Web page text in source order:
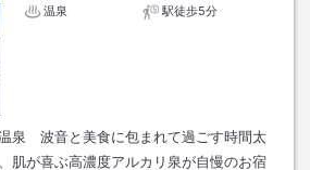
温泉
駅徒歩5分
泉 波音と美食に包まれて過ごす時間太
肌が喜ぶ高濃度アルカリ泉が自慢のお宿